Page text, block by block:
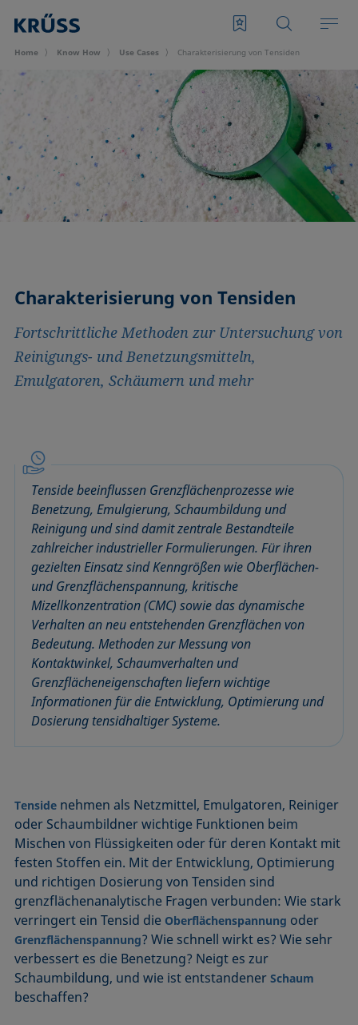
Home Know How Use Cases Charakterisierung von Tensiden
Charakterisierung von Tensiden
Fortschrittliche Methoden zur Untersuchung von
Reinigungs- und Benetzungsmitteln,
Emulgatoren, Schäumern und mehr
Tenside beeinflussen Grenzflächenprozesse wie
Benetzung, Emulgierung, Schaumbildung und
Reinigung und sind damit zentrale Bestandteile
zahlreicher industrieller Formulierungen. Für ihren
gezielten Einsatz sind Kenngrößen wie Oberflächen-
und Grenzflächenspannung, kritische
Mizellkonzentration (CMC) sowie das dynamische
Verhalten an neu entstehenden Grenzflächen von
Bedeutung. Methoden zur Messung von
Kontaktwinkel, Schaumverhalten und
Grenzflächeneigenschaften liefern wichtige
Informationen für die Entwicklung, Optimierung und
Dosierung tensidhaltiger Systeme.
Tenside nehmen als Netzmittel, Emulgatoren, Reiniger
oder Schaumbildner wichtige Funktionen beim
Mischen von Flüssigkeiten oder für deren Kontakt mit
festen Stoffen ein. Mit der Entwicklung, Optimierung
und richtigen Dosierung von Tensiden sind
grenzflächenanalytische Fragen verbunden: Wie stark
verringert ein Tensid die Oberflächenspannung oder
Grenzflächenspannung? Wie schnell wirkt es? Wie sehr
verbessert es die Benetzung? Neigt es zur
Schaumbildung, und wie ist entstandenerSchaum
beschaffen?